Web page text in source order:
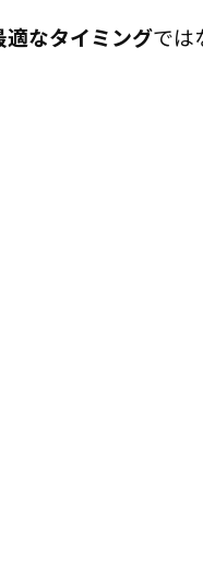
適なタイミングでは